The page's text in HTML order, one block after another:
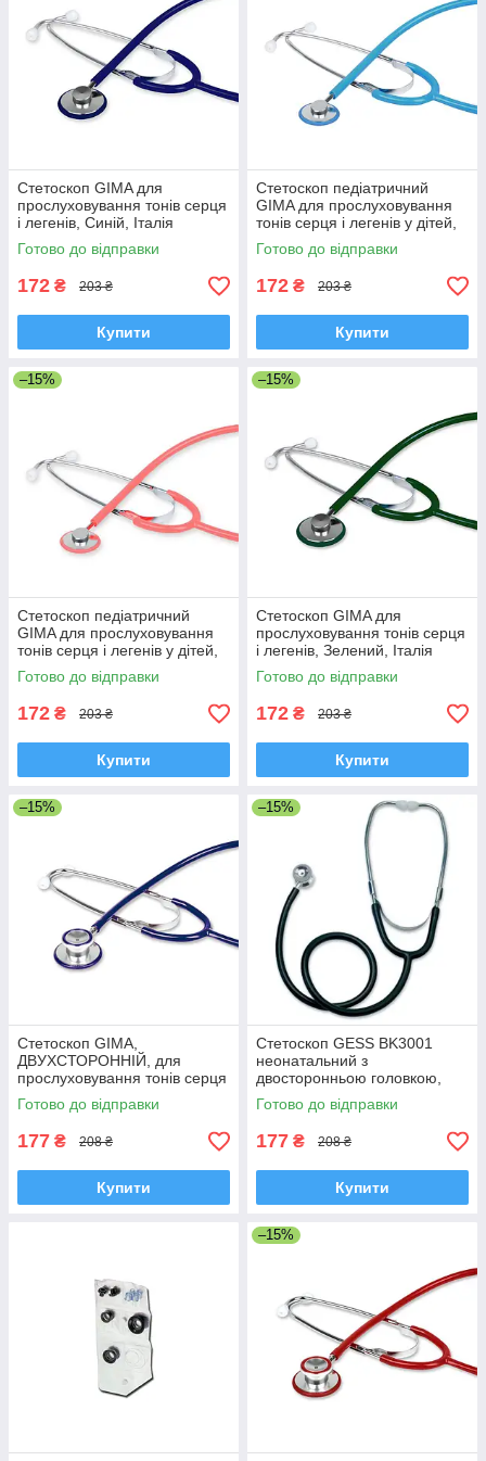
Стетоскоп GIMA для
прослуховування тонів серця
і легенів, Синій, Італія
Готово до відправки
172 ₴ 203 ₴
Купити
Стетоскоп педіатричний
GIMA для прослуховування
тонів серця і легенів у дітей,
Блакитний, Італія
Готово до відправки
172 ₴ 203 ₴
Купити
–15%
Стетоскоп педіатричний
GIMA для прослуховування
тонів серця і легенів у дітей,
Рожевий, Італія
Готово до відправки
172 ₴ 203 ₴
Купити
–15%
Стетоскоп GIMA для
прослуховування тонів серця
і легенів, Зелений, Італія
Готово до відправки
172 ₴ 203 ₴
Купити
–15%
Стетоскоп GIMA,
ДВУХСТОРОННІЙ, для
прослуховування тонів серця
й легких, Синій, Італія
Готово до відправки
177 ₴ 208 ₴
Купити
–15%
Стетоскоп GESS BK3001
неонатальний з
двосторонньою головкою,
для новонароджених і
немовлят, чорний.
Готово до відправки
177 ₴ 208 ₴
Купити
–15%